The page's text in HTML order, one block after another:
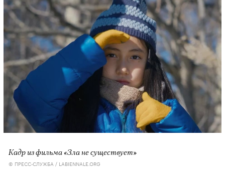
Кадр из фильма «Зла не существует»
© ПРЕСС-СЛУЖБА / LABIENNALE.ORG